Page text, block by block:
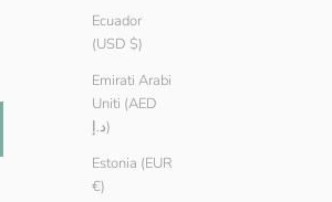
Ecuador
(USD $)
Emirati Arabi
Uniti (AED
د.إ)
Estonia (EUR
€)